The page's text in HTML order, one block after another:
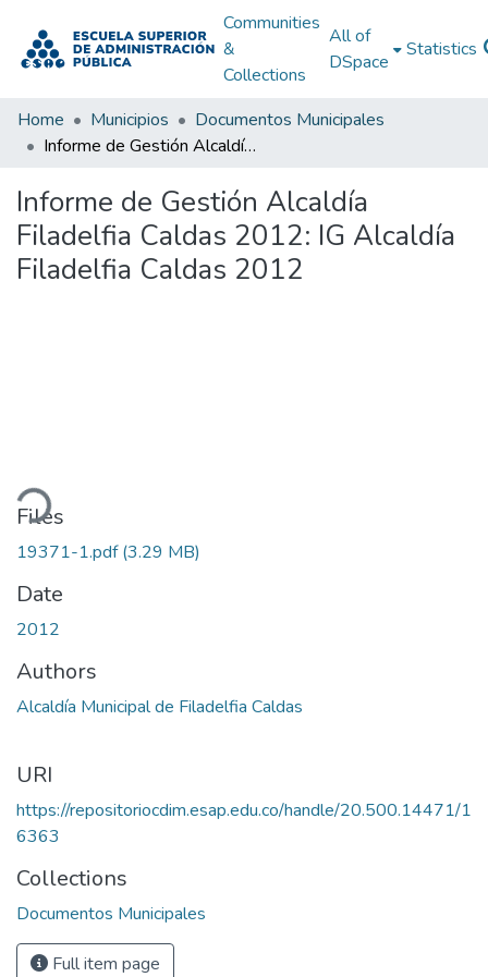
Communities
&
Collections
All of
DSpace
Statistics
Home Municipios
Documentos Municipales
Informe de Gestión Alcaldía Filadelfia Caldas 2012: IG Alcaldía Filadelfia Caldas 2012
Informe de Gestión Alcaldía
Filadelfia Caldas 2012: IG Alcaldía
Filadelfia Caldas 2012
Files
19371-1.pdf(3.29 MB)
Date
2012
Authors
Alcaldía Municipal de Filadelfia Caldas
URI
https://repositoriocdim.esap.edu.co/handle/20.500.14471/1
6363
Collections
Documentos Municipales
Full item page